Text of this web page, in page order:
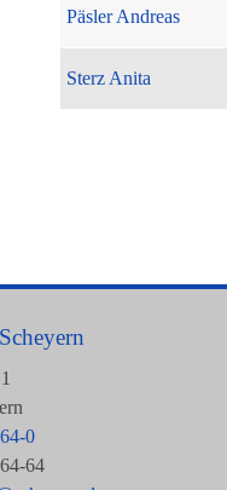
Päsler Andreas
Sterz Anita
0
64